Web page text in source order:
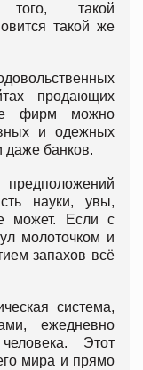
такой
такой же
продающих
фирм можно
и одежных
банков.
науки, увы,
может. Если с
молоточком и
запахов всё
система,
ежедневно
Этот
мира и прямо